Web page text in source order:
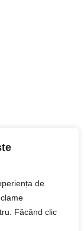
de
Făcând clic